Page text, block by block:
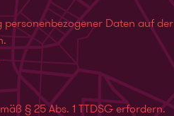
personenbezogener Daten auf der
§ 25 Abs. 1 TTDSG erfordern.